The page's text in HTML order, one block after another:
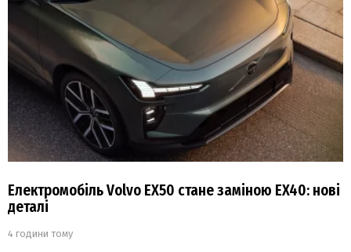
Електромобіль Volvo EX50 стане заміною EX40: нові
деталі
4 години тому